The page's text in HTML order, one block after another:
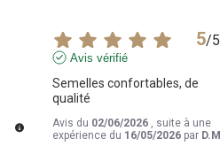
5/5
Avis vérifié
Semelles confortables, de
qualité
Avis du 02/06/2026 , suite à une
expérience du 16/05/2026 par